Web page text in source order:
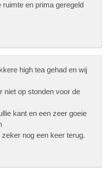
en prima geregeld
high tea gehad en wij
niet op stonden voor de
kant en een zeer goeie
nog een keer terug.